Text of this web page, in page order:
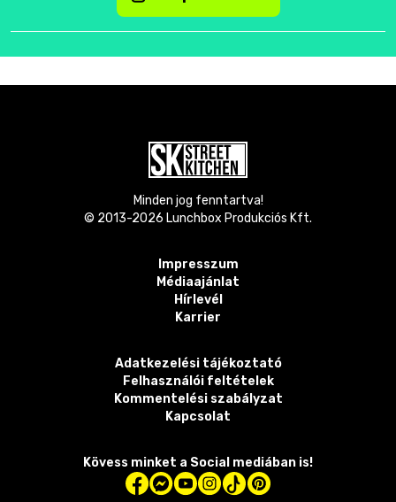
Minden jog fenntartva!
© 2013-2026 Lunchbox Produkciós Kft.
Impresszum
Médiaajánlat
Hírlevél
Karrier
Adatkezelési tájékoztató
Felhasználói feltételek
Kommentelési szabályzat
Kapcsolat
Kövess minket a Social mediában is!